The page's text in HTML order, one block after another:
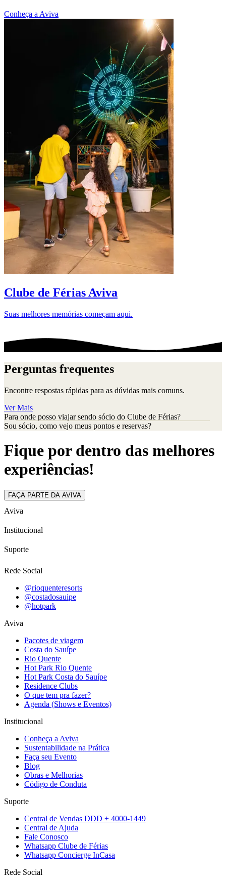
Conheça a Aviva
Clube de Férias Aviva
Suas melhores memórias começam aqui.
Perguntas frequentes
Encontre respostas rápidas para as dúvidas mais comuns.
Ver Mais
Para onde posso viajar sendo sócio do Clube de Férias?
Sou sócio, como vejo meus pontos e reservas?
Fique por dentro das melhores
experiências!
FAÇA PARTE DA AVIVA
Aviva
Institucional
Suporte
Rede Social
@rioquenteresorts
@costadosauipe
@hotpark
Aviva
Pacotes de viagem
Costa do Sauípe
Rio Quente
Hot Park Rio Quente
Hot Park Costa do Sauípe
Residence Clubs
O que tem pra fazer?
Agenda (Shows e Eventos)
Institucional
Conheça a Aviva
Sustentabilidade na Prática
Faça seu Evento
Blog
Obras e Melhorias
Código de Conduta
Suporte
Central de Vendas DDD + 4000-1449
Central de Ajuda
Fale Conosco
Whatsapp Clube de Férias
Whatsapp Concierge InCasa
Rede Social